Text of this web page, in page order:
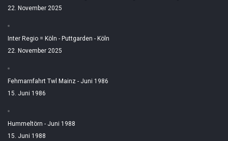
22. November 2025
Inter Regio = Köln - Puttgarden - Köln
22. November 2025
Fehmarnfahrt Twl Mainz - Juni 1986
15. Juni 1986
Hummeltörn - Juni 1988
15. Juni 1988